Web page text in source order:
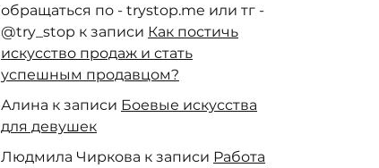
обращаться по - trystop.me или тг -
@try_stop к записи Как постичь
искусство продаж и стать
успешным продавцом?
Алина к записи Боевые искусства
для девушек
Людмила Чиркова к записи Работа